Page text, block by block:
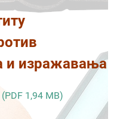
изражавања
1,94 MB)